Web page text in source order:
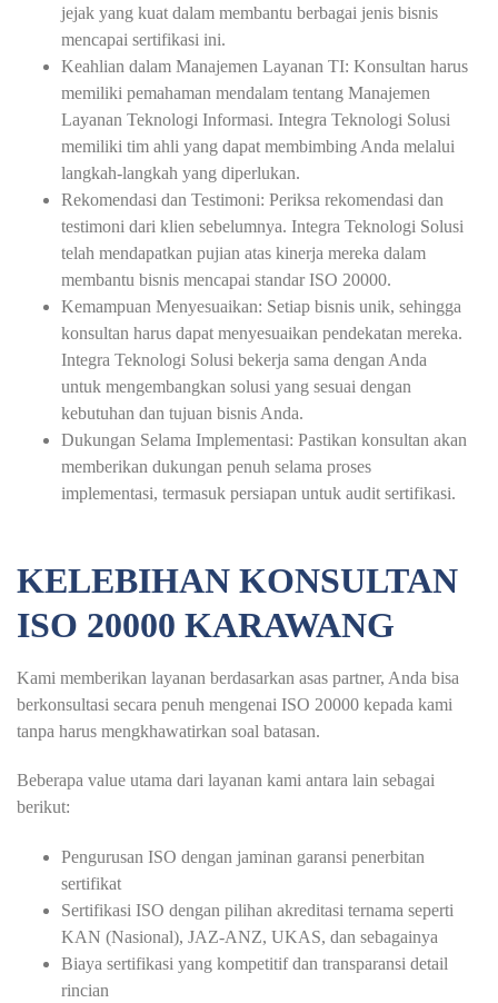
jejak yang kuat dalam membantu berbagai jenis bisnis
mencapai sertifikasi ini.
Keahlian dalam Manajemen Layanan TI: Konsultan harus
memiliki pemahaman mendalam tentang Manajemen
Layanan Teknologi Informasi. Integra Teknologi Solusi
memiliki tim ahli yang dapat membimbing Anda melalui
langkah-langkah yang diperlukan.
Rekomendasi dan Testimoni: Periksa rekomendasi dan
testimoni dari klien sebelumnya. Integra Teknologi Solusi
telah mendapatkan pujian atas kinerja mereka dalam
membantu bisnis mencapai standar ISO 20000.
Kemampuan Menyesuaikan: Setiap bisnis unik, sehingga
konsultan harus dapat menyesuaikan pendekatan mereka.
Integra Teknologi Solusi bekerja sama dengan Anda
untuk mengembangkan solusi yang sesuai dengan
kebutuhan dan tujuan bisnis Anda.
Dukungan Selama Implementasi: Pastikan konsultan akan
memberikan dukungan penuh selama proses
implementasi, termasuk persiapan untuk audit sertifikasi.
KELEBIHAN KONSULTAN
ISO 20000 KARAWANG
Kami memberikan layanan berdasarkan asas partner, Anda bisa
berkonsultasi secara penuh mengenai ISO 20000 kepada kami
tanpa harus mengkhawatirkan soal batasan.
Beberapa value utama dari layanan kami antara lain sebagai
berikut:
Pengurusan ISO dengan jaminan garansi penerbitan
sertifikat
Sertifikasi ISO dengan pilihan akreditasi ternama seperti
KAN (Nasional), JAZ-ANZ, UKAS, dan sebagainya
Biaya sertifikasi yang kompetitif dan transparansi detail
rincian